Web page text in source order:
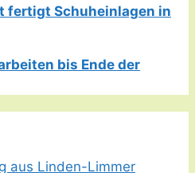
fertigt Schuheinlagen in
bis Ende der
aus Linden-Limmer